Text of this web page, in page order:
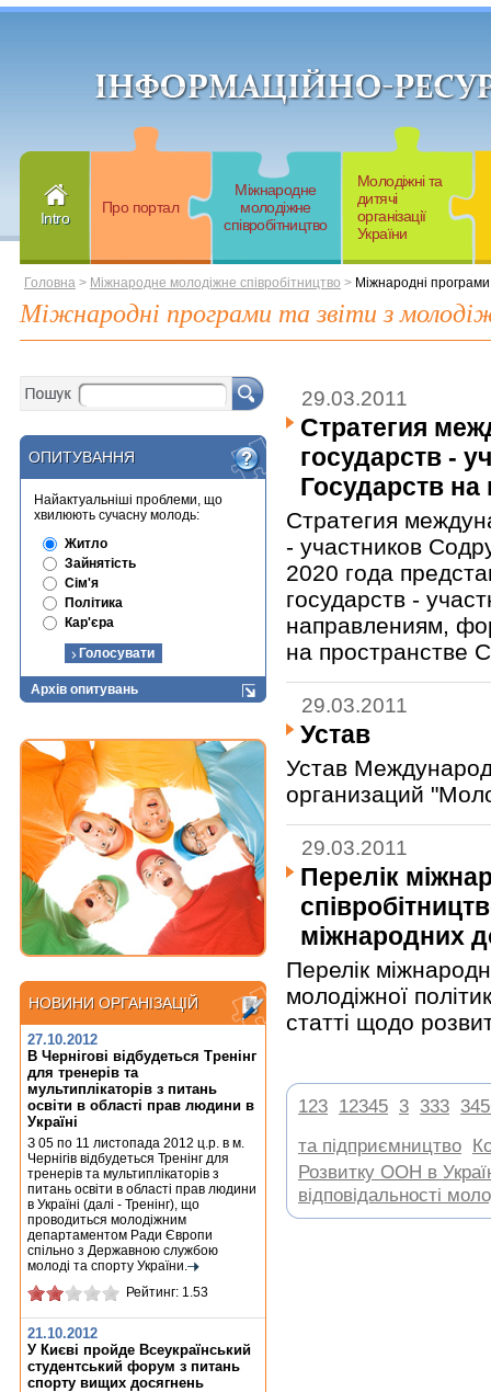
Intro
Про портал
Міжнародне
молодіжне
співробітництво
Молодіжні та
дитячі
організації
України
Головна > Міжнародне молодіжне співробітництво > Міжнародні програми
Міжнародні програми та звіти з
ОПИТУВАННЯ
ОПИТУВАННЯ
Найактуальніші проблеми, що
хвилюють сучасну молодь:
Житло
Зайнятість
Сім'я
Політика
Кар'єра
Архів опитувань
НОВИНИ ОРГАНІЗАЦІЙ
НОВИНИ ОРГАНІЗАЦІЙ
27.10.2012
В Чернігові відбудеться Тренінг
для тренерів та
мультиплікаторів з питань
освіти в області прав людини в
Україні
З 05 по 11 листопада 2012 ц.р. в м.
Чернігів відбудеться Тренінг для
тренерів та мультиплікаторів з
питань освіти в області прав людини
в Україні (далі - Тренінг), що
проводиться молодіжним
департаментом Ради Європи
спільно з Державною службою
молоді та спорту України.
Рейтинг: 1.53
21.10.2012
У Києві пройде Всеукраїнський
студентський форум з питань
спорту вищих досягнень
29.03.2011
Стратегия
государств -
Государств
Стратегия
- участников
2020 года
государств -
направлениям,
на пространстве
29.03.2011
Устав
Устав
организаций
29.03.2011
Перелік
міжнародних
Перелік
молодіжної
статті щодо
123 12345 3 333
та підприємництво
Розвитку ООН в
відповідальності